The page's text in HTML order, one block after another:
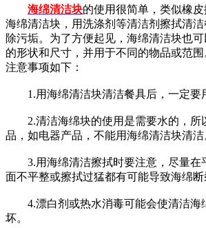
海绵清洁块的使用很简单，类似橡
海绵清洁块，用洗涤剂等清洁剂擦拭清
除污垢。为了方便起见，海绵清洁块也
的形状和尺寸，并用于不同的物品或范
注意事项如下：
1.用海绵清洁块清洁餐具后，一定要
2.清洁海绵块的使用是需要水的，所
品，如电器产品，不能用海绵清洁块清洁
3.用海绵清洁擦拭时要注意，尽量在
面不平整或擦拭过猛都有可能导致海绵断
4.漂白剂或热水消毒可能会使清洁海
坏。